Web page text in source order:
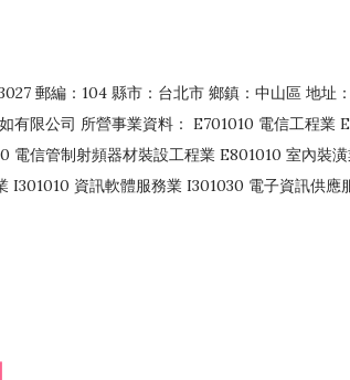
郵編：104 縣市：台北市 鄉鎮：中山區 地址
有限公司 所營事業資料： E701010 電信工程業
電信管制射頻器材裝設工程業 E801010 室內裝
I301010 資訊軟體服務業 I301030 電子資訊供應
菸酒零售業 F401171 酒類輸入業